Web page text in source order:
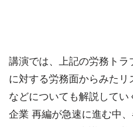
講演では、上記の労務ト
に対する労務面からみた
などについても解説して
企業 再編が急速に進む中